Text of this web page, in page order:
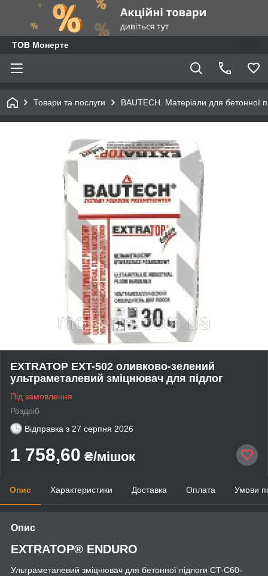
ТОВ Монерте
Товари та послуги BAUTECH. Матеріали для бетонної
EXTRATOP EXT-502 оливково-зелений
ультраметалевий зміцнювач для підлог
Під замовлення
Роздріб
Відправка з 27 серпня 2026
1 758,60 ₴/мішок
Опис Характеристики Доставка Оплата Умови
Опис
EXTRATOP® ENDURO
Ультраметалевий зміцнювач для бетонної підлоги CT-C60-